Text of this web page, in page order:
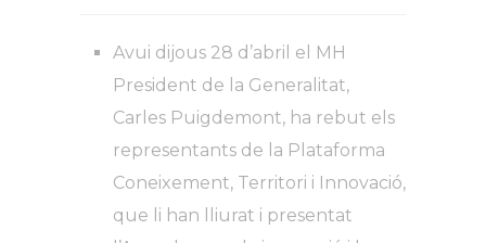
Avui dijous 28 d’abril el MH
President de la Generalitat,
Carles Puigdemont, ha rebut els
representants de la Plataforma
Coneixement, Territori i Innovació,
que li han lliurat i presentat